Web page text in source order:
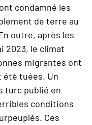
condamné les
de terre au
outre, après les
2023, le climat
migrantes ont
tuées. Un
turc publié en
conditions
Ces